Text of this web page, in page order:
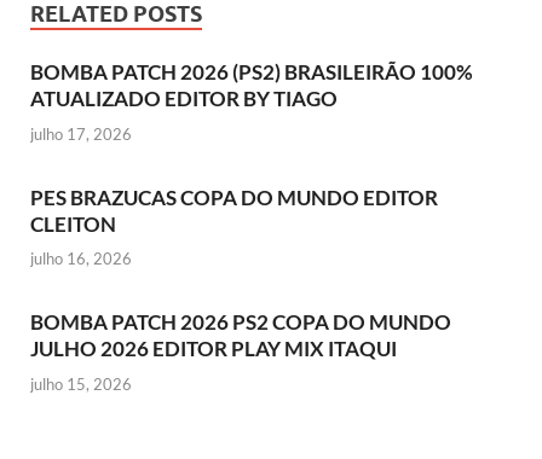
RELATED POSTS
BOMBA PATCH 2026 (PS2) BRASILEIRÃO 100%
ATUALIZADO EDITOR BY TIAGO
julho 17, 2026
PES BRAZUCAS COPA DO MUNDO EDITOR
CLEITON
julho 16, 2026
BOMBA PATCH 2026 PS2 COPA DO MUNDO
JULHO 2026 EDITOR PLAY MIX ITAQUI
julho 15, 2026